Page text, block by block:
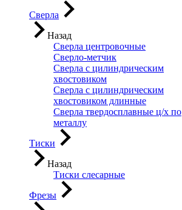
Сверла
Назад
Сверла центровочные
Сверло-метчик
Сверла с цилиндрическим
хвостовиком
Сверла с цилиндрическим
хвостовиком длинные
Сверла твердосплавные ц/х по
металлу
Тиски
Назад
Тиски слесарные
Фрезы